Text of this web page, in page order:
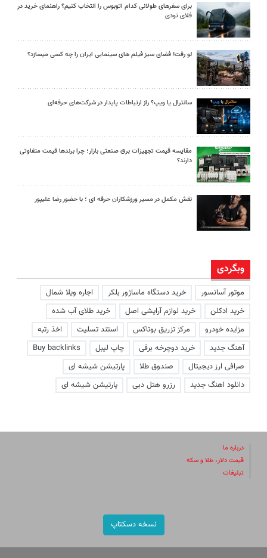
برای سفرهای طولانی کدام اتوبوس را انتخاب کنیم؟ راهنمای خرید در
فلای تودی
لو رفت! فضای سبز فیلم های سینمایی ایران را چه کسی میسازد؟
سانترال یا ویپ؟ راز ارتباطات پایدار در شرکت‌های حرفه‌ای
مقایسه قیمت تجهیزات برق صنعتی بازار؛ چرا برندها قیمت متفاوتی
دارند؟
نقش مکمل در مسیر ورزشکاران حرفه ای ؛ با حضور رضا علیپور
وبگردی
موتور آسانسور خرید دستگاه ماساژور بلکر
اجاره ویلا شمال
خرید ادکلن
خرید لوازم آرایشی اصل
خرید طلای آب شده
مزایده خودرو
مرکز تزریق بوتاکس استند تسلیت
اخذ رتبه
آهنگ جدید
خرید دوچرخه برقی چاپ لیبل
Buy backlinks
صرافی ارز دیجیتال
صندوق طلا
پارتیشن شیشه ای
دانلود اهنگ جدید
رزرو هتل دبی پارتیشن شیشه ای
درباره ما
قیمت دلار، طلا و سکه
تبلیغات
نسخه دسکتاپ